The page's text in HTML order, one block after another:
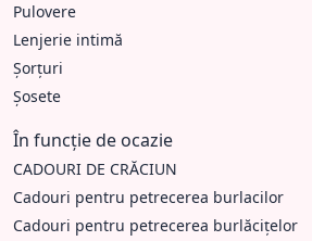
Pulovere
Lenjerie intimă
Șorțuri
Șosete
În funcție de ocazie
CADOURI DE CRĂCIUN
Cadouri pentru petrecerea burlacilor
Cadouri pentru petrecerea burlăcițelor